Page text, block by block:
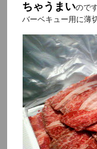
ちゃうまいので
バーベキュー用に薄